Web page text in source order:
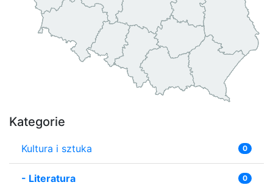
Kategorie
Kultura i sztuka 0
- Literatura 0